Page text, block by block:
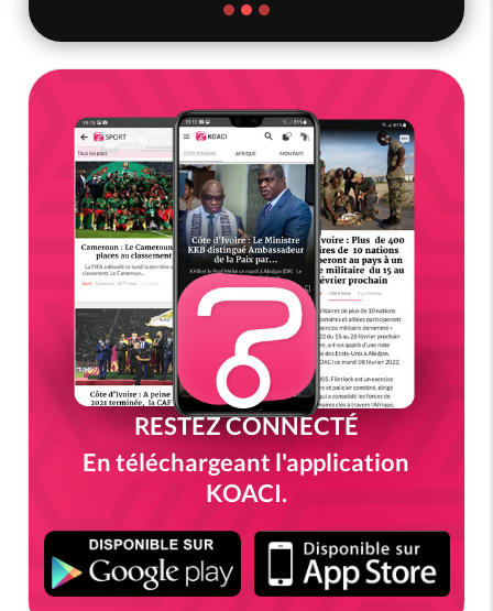
RESTEZ CONNECTÉ
En téléchargeant l'application
KOACI.